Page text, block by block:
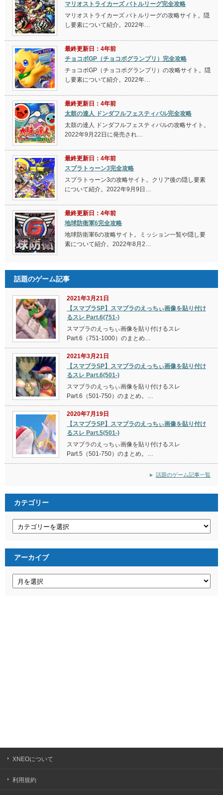
マリオストライカーズ バトルリーグ完全攻略
マリオストライカーズ バトルリーグの攻略サイト。隠
し要素について紹介。2022年…
最終更新日：4年前
チョコボGP（チョコボグランプリ）完全攻略
チョコボGP（チョコボグランプリ）の攻略サイト。隠
し要素について紹介。2022年…
最終更新日：4年前
太鼓の達人 ドンダフルフェスティバル完全攻略
太鼓の達人 ドンダフルフェスティバルの攻略サイト。
2022年9月22日に発売され…
最終更新日：4年前
スプラトゥーン3完全攻略
スプラトゥーン3の攻略サイト。クリア後の隠し要素
について紹介。2022年9月9日…
最終更新日：4年前
地球防衛軍6完全攻略
地球防衛軍6の攻略サイト。ミッション一覧や隠し要
素について紹介。2022年8月2…
話題のゲーム記事
2021年3月21日
【スマブラSP】スマブラのえっちぃ画像を貼り付け
るスレ Part.6(751-)
スマブラのえっちぃ画像を貼り付けるスレ
Part.6（751-1000）のまとめ…
2021年3月21日
【スマブラSP】スマブラのえっちぃ画像を貼り付け
るスレ Part.6(501-)
スマブラのえっちぃ画像を貼り付けるスレ
Part.6（501-750）のまとめ。…
2020年7月19日
【スマブラSP】スマブラのえっちぃ画像を貼り付け
るスレ Part.5(501-)
スマブラのえっちぃ画像を貼り付けるスレ
Part.5（501-750）のまとめ。…
話題のゲーム記事一覧
カテゴリー
アーカイブ
XNEOについて
利用規約